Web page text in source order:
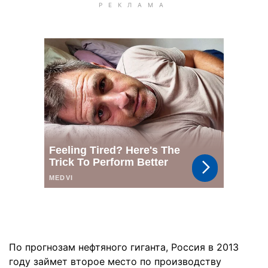
По прогнозам нефтяного гиганта, Россия в 2013
году займет второе место по производству